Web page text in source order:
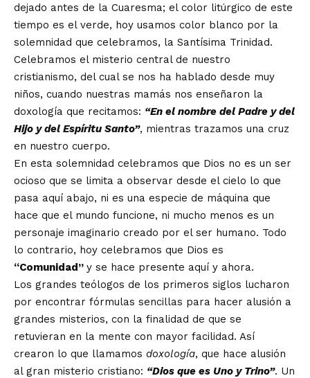
dejado antes de la Cuaresma; el color litúrgico de este
tiempo es el verde, hoy usamos color blanco por la
solemnidad que celebramos, la Santísima Trinidad.
Celebramos el misterio central de nuestro
cristianismo, del cual se nos ha hablado desde muy
niños, cuando nuestras mamás nos enseñaron la
doxología que recitamos: “En el nombre del Padre y del
Hijo y del Espíritu Santo”, mientras trazamos una cruz
en nuestro cuerpo.
En esta solemnidad celebramos que Dios no es un ser
ocioso que se limita a observar desde el cielo lo que
pasa aquí abajo, ni es una especie de máquina que
hace que el mundo funcione, ni mucho menos es un
personaje imaginario creado por el ser humano. Todo
lo contrario, hoy celebramos que Dios es
“Comunidad” y se hace presente aquí y ahora.
Los grandes teólogos de los primeros siglos lucharon
por encontrar fórmulas sencillas para hacer alusión a
grandes misterios, con la finalidad de que se
retuvieran en la mente con mayor facilidad. Así
crearon lo que llamamos doxología, que hace alusión
al gran misterio cristiano: “Dios que es Uno y Trino”. Un